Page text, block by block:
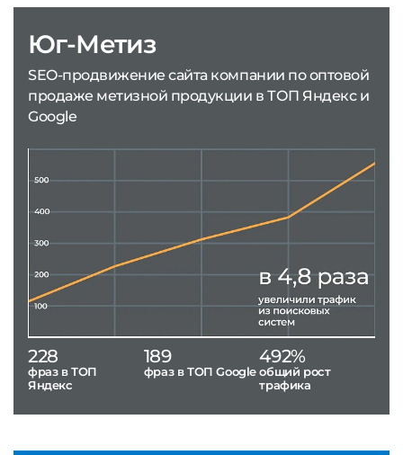
Юг-Метиз
SEO-продвижение сайта компании по оптовой
продаже метизной продукции в ТОП Яндекс и
Google
228
фраз в ТОП
Яндекс
189
фраз в ТОП Google
492%
общий рост
трафика